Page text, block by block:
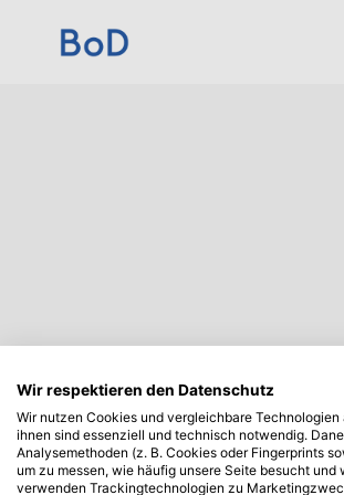
Wir respektieren den Datenschutz
Wir nutzen Cookies und vergleichbare Technologien
ihnen sind essenziell und technisch notwendig.
Analysemethoden (z. B. Cookies oder Fingerprints
um zu messen, wie häufig unsere Seite besucht und
verwenden Trackingtechnologien zu